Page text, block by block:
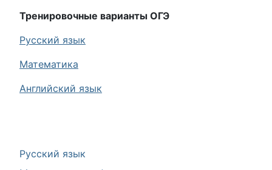
Русский язык
Тренировочные варианты ОГЭ
Русский язык
Математика
Английский язык